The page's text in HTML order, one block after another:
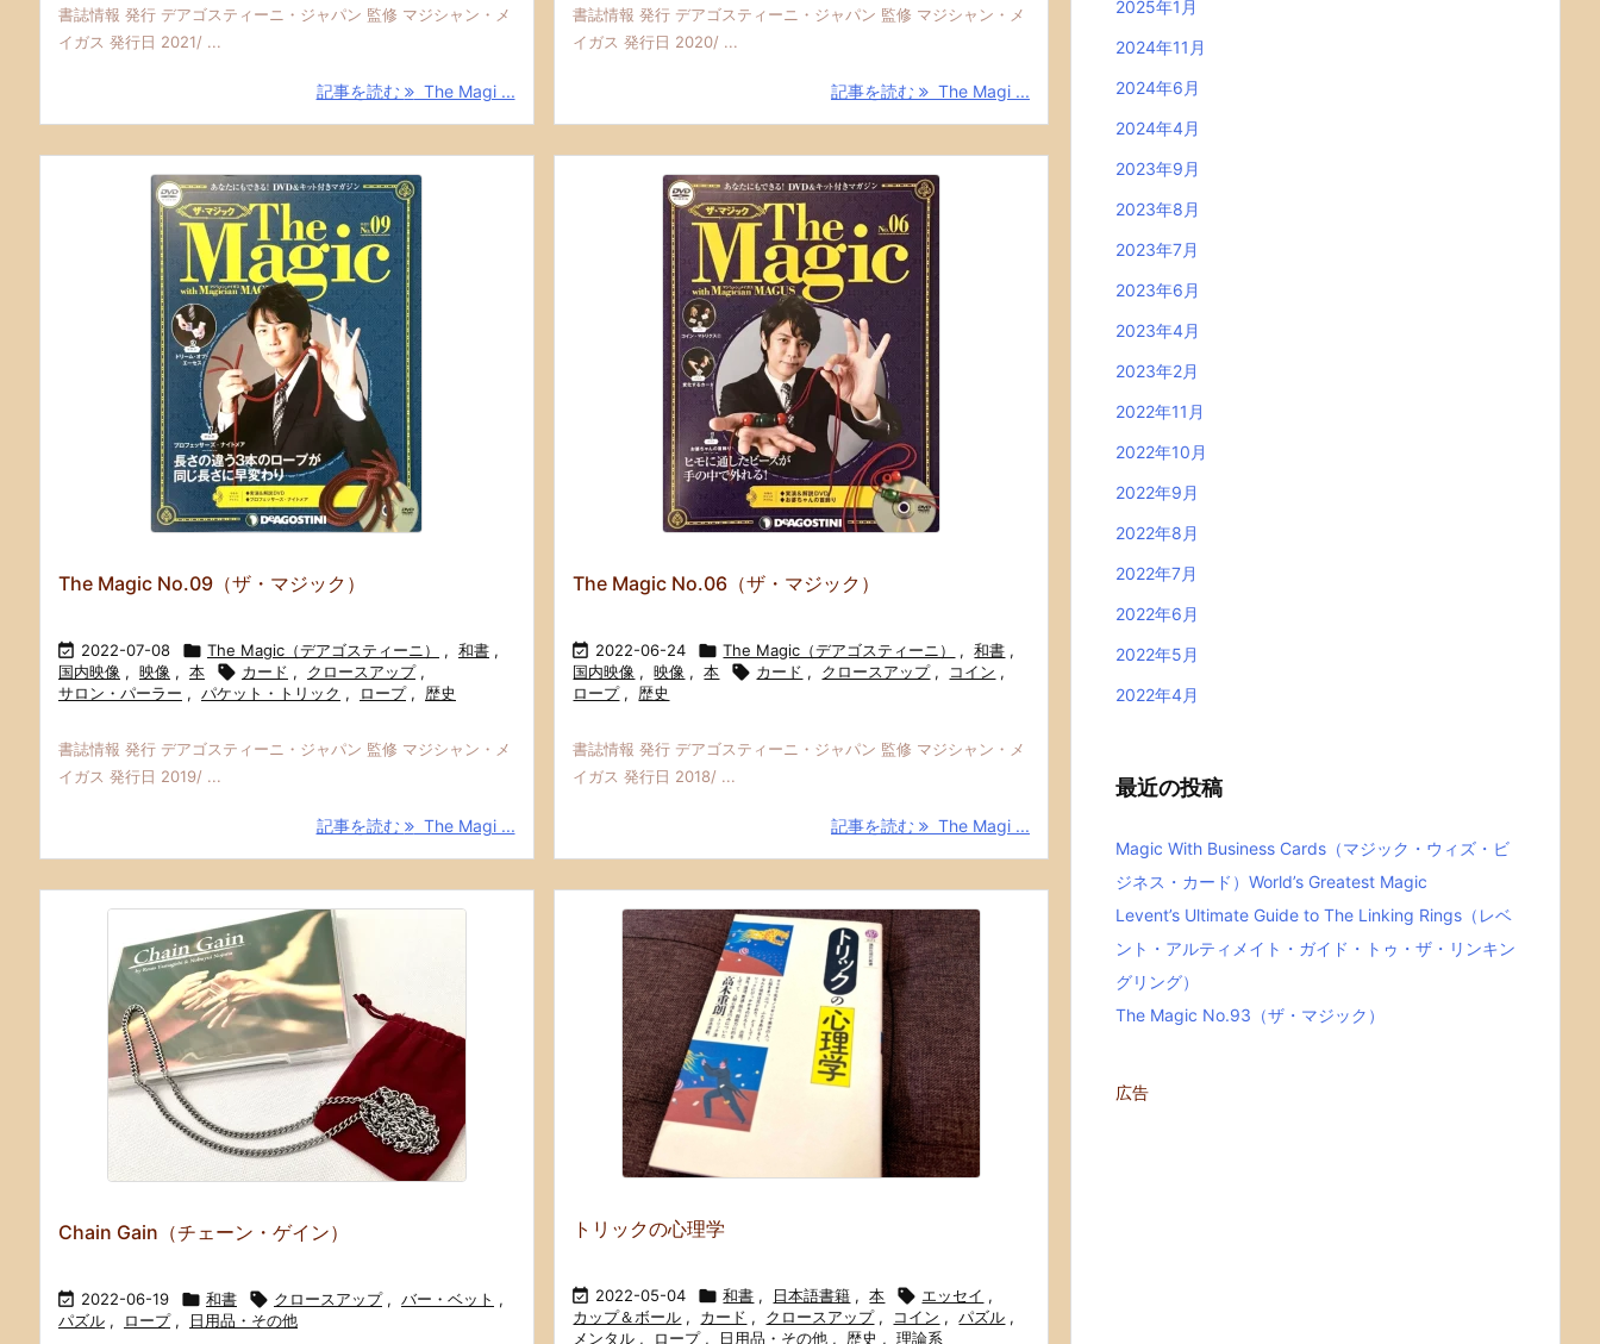
書誌情報 発行 デアゴスティーニ・ジャパン 監修 マジシャン・メ
イガス 発行日 2021/ ...
記事を読む The Magi ...
書誌情報 発行 デアゴスティーニ・ジャパン 監修 マジシャン・メ
イガス 発行日 2020/ ...
記事を読む The Magi ...
The Magic No.09（ザ・マジック）
 2022-07-08  The Magic（デアゴスティーニ） , 和書 ,
国内映像 , 映像 , 本  カード , クロースアップ ,
サロン・パーラー , パケット・トリック , ロープ , 歴史
書誌情報 発行 デアゴスティーニ・ジャパン 監修 マジシャン・メ
イガス 発行日 2019/ ...
記事を読む The Magi ...
The Magic No.06（ザ・マジック）
 2022-06-24  The Magic（デアゴスティーニ） , 和書 ,
国内映像 , 映像 , 本  カード , クロースアップ , コイン ,
ロープ , 歴史
書誌情報 発行 デアゴスティーニ・ジャパン 監修 マジシャン・メ
イガス 発行日 2018/ ...
記事を読む The Magi ...
Chain Gain（チェーン・ゲイン）
 2022-06-19  和書  クロースアップ , バー・ベット ,
パズル , ロープ , 日用品・その他
トリックの心理学
 2022-05-04  和書 , 日本語書籍 , 本  エッセイ ,
カップ＆ボール , カード , クロースアップ , コイン , パズル ,
メンタル , ロープ , 日用品・その他 , 歴史 , 理論系
2025年1月
2024年11月
2024年6月
2024年4月
2023年9月
2023年8月
2023年7月
2023年6月
2023年4月
2023年2月
2022年11月
2022年10月
2022年9月
2022年8月
2022年7月
2022年6月
2022年5月
2022年4月
最近の投稿
Magic With Business Cards（マジック・ウィズ・ビ
ジネス・カード）World’s Greatest Magic
Levent’s Ultimate Guide to The Linking Rings（レベ
ント・アルティメイト・ガイド・トゥ・ザ・リンキン
グリング）
The Magic No.93（ザ・マジック）
広告